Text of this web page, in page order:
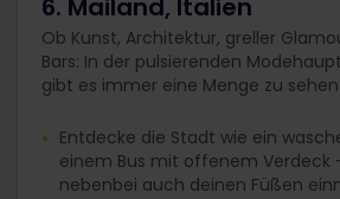
6. Mailand, Italien
Ob Kunst, Architektur, greller
Bars: In der pulsierenden
gibt es immer eine Menge zu
Entdecke die Stadt wie ein
einem Bus mit offenem Verdeck
nebenbei auch deinen Füßen